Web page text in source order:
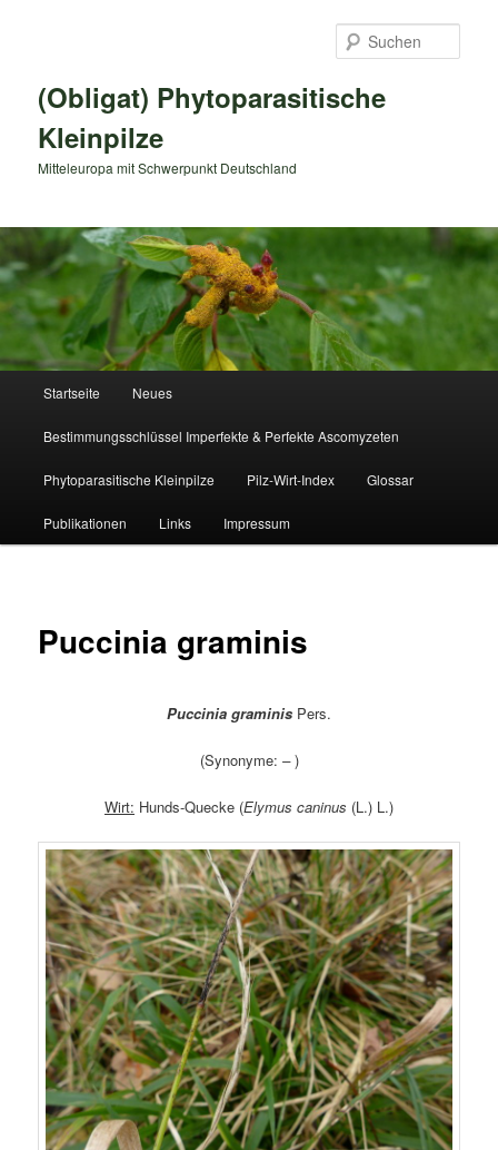
(Obligat) Phytoparasitische
Kleinpilze
Mitteleuropa mit Schwerpunkt Deutschland
Startseite Neues
Bestimmungsschlüssel Imperfekte & Perfekte Ascomyzeten
Phytoparasitische Kleinpilze Pilz-Wirt-Index Glossar
Publikationen Links Impressum
Puccinia graminis
Puccinia graminis Pers.
(Synonyme: –)
Wirt: Hunds-Quecke (Elymus caninus (L.) L.)